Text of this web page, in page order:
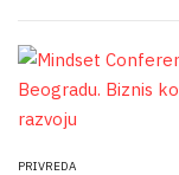
PRIVREDA